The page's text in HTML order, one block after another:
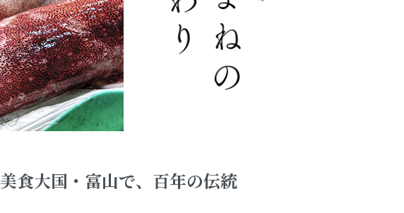
美食大国・富山で、百年の伝統